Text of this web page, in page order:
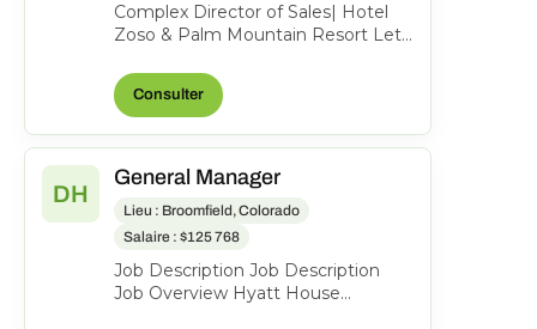
Complex Director of Sales| Hotel
Zoso & Palm Mountain Resort Let’s
part-what’s in i...
Consulter
DH
General Manager
Lieu : Broomfield, Colorado
Salaire : $125 768
Job Description Job Description
Job Overview Hyatt House